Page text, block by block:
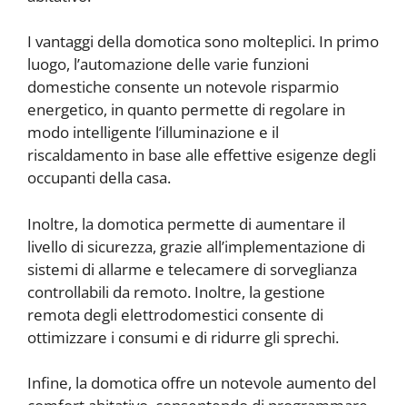
I vantaggi della domotica sono molteplici. In primo
luogo, l’automazione delle varie funzioni
domestiche consente un notevole risparmio
energetico, in quanto permette di regolare in
modo intelligente l’illuminazione e il
riscaldamento in base alle effettive esigenze degli
occupanti della casa.
Inoltre, la domotica permette di aumentare il
livello di sicurezza, grazie all’implementazione di
sistemi di allarme e telecamere di sorveglianza
controllabili da remoto. Inoltre, la gestione
remota degli elettrodomestici consente di
ottimizzare i consumi e di ridurre gli sprechi.
Infine, la domotica offre un notevole aumento del